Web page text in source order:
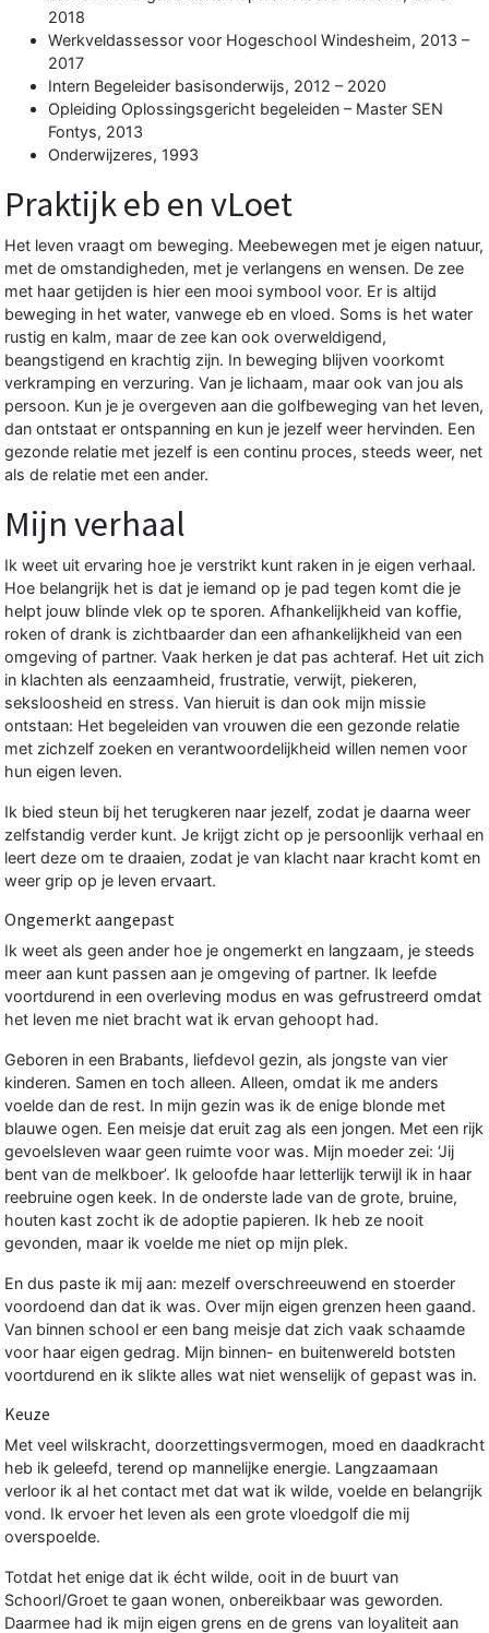
2018
Werkveldassessor voor Hogeschool Windesheim, 2013 –
2017
Intern Begeleider basisonderwijs, 2012 – 2020
Opleiding Oplossingsgericht begeleiden – Master SEN
Fontys, 2013
Onderwijzeres, 1993
Praktijk eb en vLoet
Het leven vraagt om beweging. Meebewegen met je eigen natuur,
met de omstandigheden, met je verlangens en wensen. De zee
met haar getijden is hier een mooi symbool voor. Er is altijd
beweging in het water, vanwege eb en vloed. Soms is het water
rustig en kalm, maar de zee kan ook overweldigend,
beangstigend en krachtig zijn. In beweging blijven voorkomt
verkramping en verzuring. Van je lichaam, maar ook van jou als
persoon. Kun je je overgeven aan die golfbeweging van het leven,
dan ontstaat er ontspanning en kun je jezelf weer hervinden. Een
gezonde relatie met jezelf is een continu proces, steeds weer, net
als de relatie met een ander.
Mijn verhaal
Ik weet uit ervaring hoe je verstrikt kunt raken in je eigen verhaal.
Hoe belangrijk het is dat je iemand op je pad tegen komt die je
helpt jouw blinde vlek op te sporen. Afhankelijkheid van koffie,
roken of drank is zichtbaarder dan een afhankelijkheid van een
omgeving of partner. Vaak herken je dat pas achteraf. Het uit zich
in klachten als eenzaamheid, frustratie, verwijt, piekeren,
seksloosheid en stress. Van hieruit is dan ook mijn missie
ontstaan: Het begeleiden van vrouwen die een gezonde relatie
met zichzelf zoeken en verantwoordelijkheid willen nemen voor
hun eigen leven.
Ik bied steun bij het terugkeren naar jezelf, zodat je daarna weer
zelfstandig verder kunt. Je krijgt zicht op je persoonlijk verhaal en
leert deze om te draaien, zodat je van klacht naar kracht komt en
weer grip op je leven ervaart.
Ongemerkt aangepast
Ik weet als geen ander hoe je ongemerkt en langzaam, je steeds
meer aan kunt passen aan je omgeving of partner. Ik leefde
voortdurend in een overleving modus en was gefrustreerd omdat
het leven me niet bracht wat ik ervan gehoopt had.
Geboren in een Brabants, liefdevol gezin, als jongste van vier
kinderen. Samen en toch alleen. Alleen, omdat ik me anders
voelde dan de rest. In mijn gezin was ik de enige blonde met
blauwe ogen. Een meisje dat eruit zag als een jongen. Met een rijk
gevoelsleven waar geen ruimte voor was. Mijn moeder zei: ‘Jij
bent van de melkboer’. Ik geloofde haar letterlijk terwijl ik in haar
reebruine ogen keek. In de onderste lade van de grote, bruine,
houten kast zocht ik de adoptie papieren. Ik heb ze nooit
gevonden, maar ik voelde me niet op mijn plek.
En dus paste ik mij aan: mezelf overschreeuwend en stoerder
voordoend dan dat ik was. Over mijn eigen grenzen heen gaand.
Van binnen school er een bang meisje dat zich vaak schaamde
voor haar eigen gedrag. Mijn binnen- en buitenwereld botsten
voortdurend en ik slikte alles wat niet wenselijk of gepast was in.
Keuze
Met veel wilskracht, doorzettingsvermogen, moed en daadkracht
heb ik geleefd, terend op mannelijke energie. Langzaamaan
verloor ik al het contact met dat wat ik wilde, voelde en belangrijk
vond. Ik ervoer het leven als een grote vloedgolf die mij
overspoelde.
Totdat het enige dat ik écht wilde, ooit in de buurt van
Schoorl/Groet te gaan wonen, onbereikbaar was geworden.
Daarmee had ik mijn eigen grens en de grens van loyaliteit aan